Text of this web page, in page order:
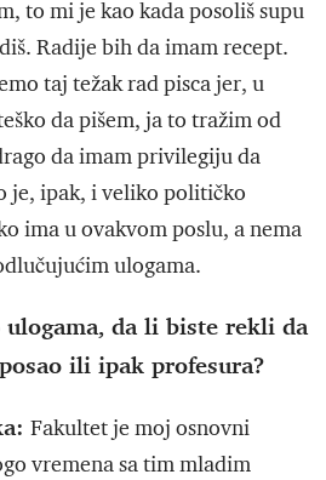
to mi je kao kada posoliš supu
Radije bih da imam recept.
taj težak rad pisca jer, u
da pišem, ja to tražim od
da imam privilegiju da
je, ipak, i veliko političko
ima u ovakvom poslu, a nema
ulogama.
da li biste rekli da
ili ipak profesura?
Fakultet je moj osnovni
vremena sa tim mladim